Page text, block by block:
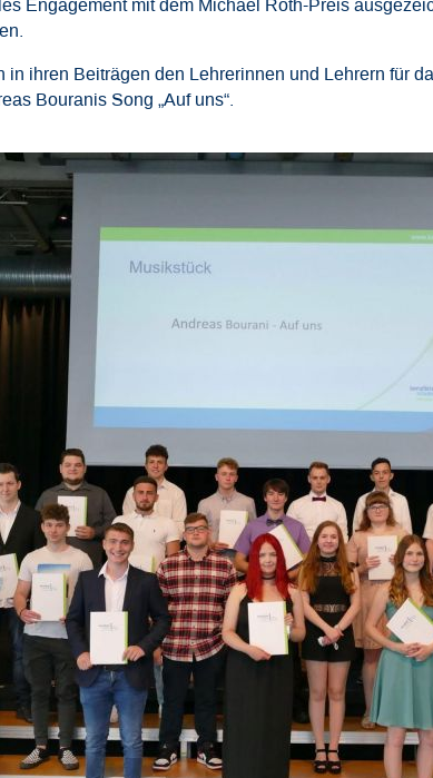
Engagement mit dem Michael Roth-Preis
ihren Beiträgen den Lehrerinnen und Lehrern für
Bouranis Song „Auf uns“.